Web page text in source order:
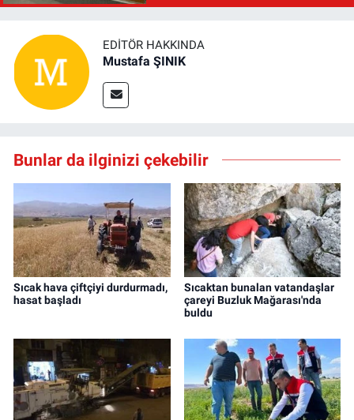
EDITÖR HAKKINDA
Mustafa ŞINIK
Bunlar da ilginizi çekebilir
Sıcak hava çiftçiyi durdurmadı,
hasat başladı
Sıcaktan bunalan vatandaşlar
çareyi Buzluk Mağarası'nda
buldu